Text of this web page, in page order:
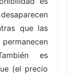
que las
es
(el precio